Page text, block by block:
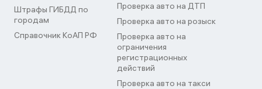
Штрафы ГИБДД по
городам
Справочник КоАП РФ
Проверка авто на ДТП
Проверка авто на розыск
Проверка авто на
ограничения
регистрационных
действий
Проверка авто на такси